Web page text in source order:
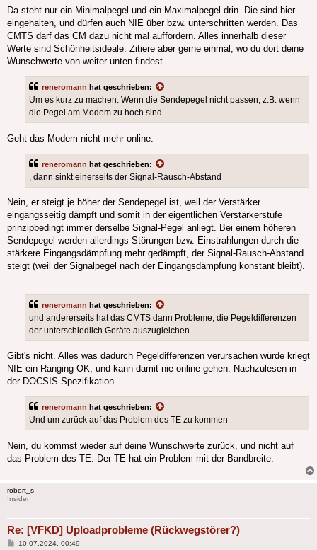
Da steht nur ein Minimalpegel und ein Maximalpegel drin. Die sind hier
eingehalten, und dürfen auch NIE über bzw. unterschritten werden. Das
CMTS darf das CM dazu nicht mal auffordern. Alles innerhalb dieser
Werte sind Schönheitsideale. Zitiere aber gerne einmal, wo du dort deine
Wunschwerte von weiter unten findest.
reneromann hat geschrieben:
Um es kurz zu machen: Wenn die Sendepegel nicht passen, z.B. wenn
die Pegel am Modem zu hoch sind
Geht das Modem nicht mehr online.
reneromann hat geschrieben:
, dann sinkt einerseits der Signal-Rausch-Abstand
Nein, er steigt je höher der Sendepegel ist, weil der Verstärker
eingangsseitig dämpft und somit in der eigentlichen Verstärkerstufe
prinzipbedingt immer derselbe Signal-Pegel anliegt. Bei einem höheren
Sendepegel werden allerdings Störungen bzw. Einstrahlungen durch die
stärkere Eingangsdämpfung mehr gedämpft, der Signal-Rausch-Abstand
steigt (weil der Signalpegel nach der Eingangsdämpfung konstant bleibt).
reneromann hat geschrieben:
und andererseits hat das CMTS dann Probleme, die Pegeldifferenzen
der unterschiedlich Geräte auszugleichen.
Gibt's nicht. Alles was dadurch Pegeldifferenzen verursachen würde kriegt
NIE ein Ranging-OK, und kann damit nie online gehen. Nachzulesen in
der DOCSIS Spezifikation.
reneromann hat geschrieben:
Und um zurück auf das Problem des TE zu kommen
Nein, du kommst wieder auf deine Wunschwerte zurück, und nicht auf
das Problem des TE. Der TE hat ein Problem mit der Bandbreite.
robert_s
Insider
Re: [VFKD] Uploadprobleme (Rückwegstörer?)
Beitrag
10.07.2024, 00:49